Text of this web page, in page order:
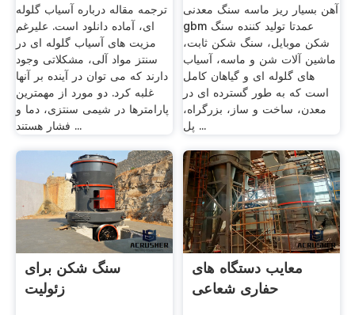
ترجمه مقاله درباره آسیاب گلوله
ای، آماده دانلود است. علیرغم
مزیت های آسیاب گلوله ای در
سنتز مواد آلی، مشکلاتی وجود
دارند که می توان در آینده بر آنها
غلبه کرد. دو مورد از مهمترین
پارامترها در شیمی سنتزی، دما و
فشار هستند ...
آهن بسیار ریز ماسه سنگ معدنی
gbm عمدتا تولید کننده سنگ
شکن موبایل، سنگ شکن ثابت،
ماشین آلات شن و ماسه، آسیاب
های گلوله ای و گیاهان کامل
است که به طور گسترده ای در
معدن، ساخت و ساز، بزرگراه،
پل ...
سنگ شکن برای
زئولیت
معایب دستگاه های
حفاری شعاعی